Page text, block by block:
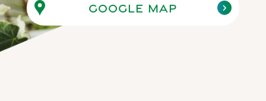
ホームページをリニューアルしまし
た
Google map